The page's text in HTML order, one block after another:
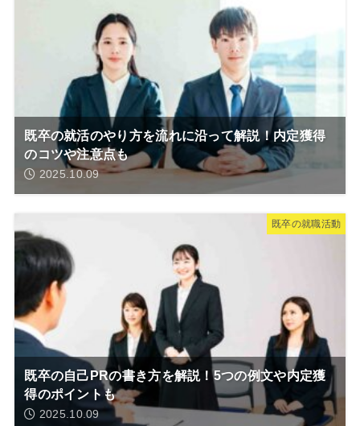
既卒の就活のやり方を流れに沿って解説！内定獲得
のコツや注意点も
2025.10.09
既卒の就職活動
既卒の自己PRの書き方を解説！5つの例文や内定獲
得のポイントも
2025.10.09